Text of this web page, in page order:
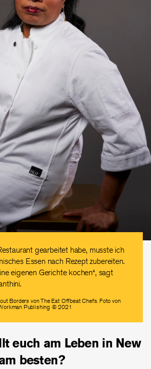
gearbeitet habe, musste ich
Essen nach Rezept zubereiten.
eigenen Gerichte kochen“, sagt
Borders von The Eat Offbeat Chefs. Foto von
Publishing © 2021
euch am Leben in New
besten?